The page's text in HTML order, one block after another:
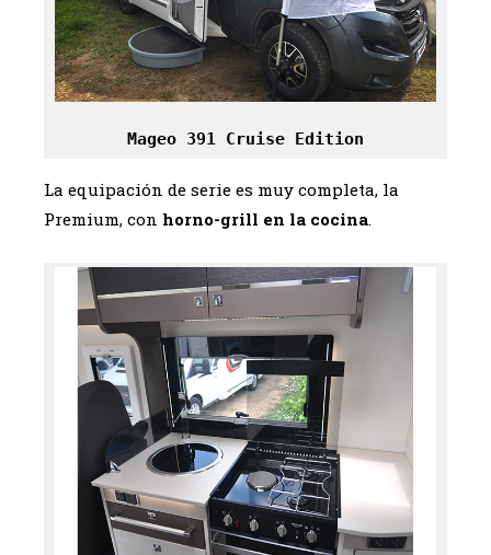
Mageo 391 Cruise Edition
La equipación de serie es muy completa, la
Premium, con horno-grill en la cocina.